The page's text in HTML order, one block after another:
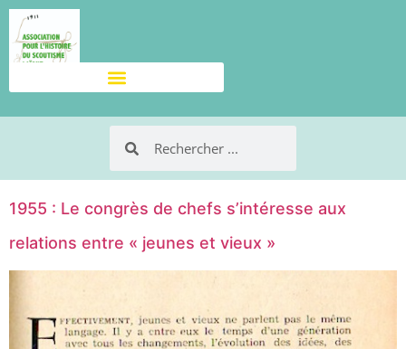
1955 : Le congrès de chefs s’intéresse aux
relations entre « jeunes et vieux »